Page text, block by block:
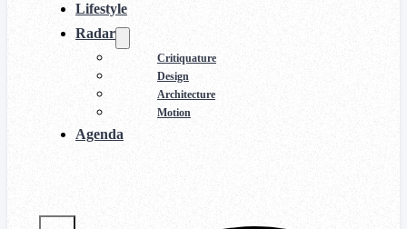
Lifestyle
Radar
Critiquature
Design
Architecture
Motion
Agenda